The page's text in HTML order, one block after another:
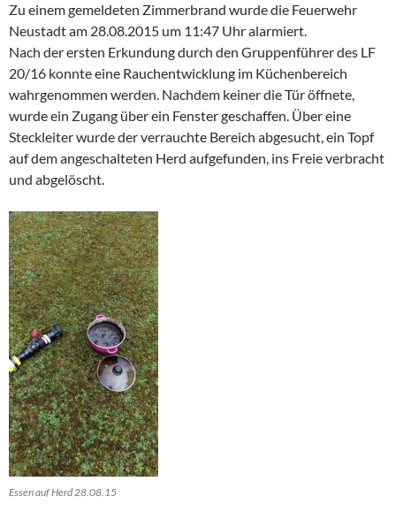
Zu einem gemeldeten Zimmerbrand wurde die Feuerwehr
Neustadt am 28.08.2015 um 11:47 Uhr alarmiert.
Nach der ersten Erkundung durch den Gruppenführer des LF
20/16 konnte eine Rauchentwicklung im Küchenbereich
wahrgenommen werden. Nachdem keiner die Tür öffnete,
wurde ein Zugang über ein Fenster geschaffen. Über eine
Steckleiter wurde der verrauchte Bereich abgesucht, ein Topf
auf dem angeschalteten Herd aufgefunden, ins Freie verbracht
und abgelöscht.
Essen auf Herd 28.08.15